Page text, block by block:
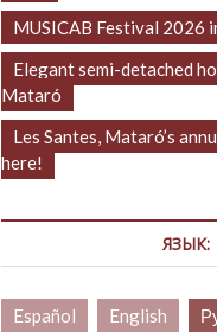
MUSICAB Festival 2026
Elegant semi-detached
Mataró
Les Santes, Mataró’s
here!
ЯЗЫК:
Español English